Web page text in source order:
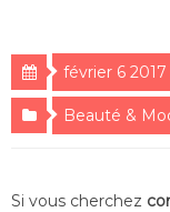
février 6 2017
Beauté &
Si vous cherchez